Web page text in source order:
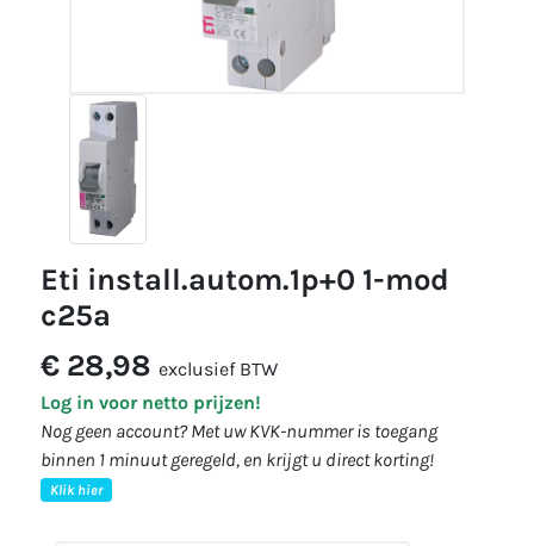
eti install.autom.1p+0 1-mod
c25a
€ 28,98 exclusief BTW
Log in voor netto prijzen!
Nog geen account? Met uw KVK-nummer is toegang
binnen 1 minuut geregeld, en krijgt u direct korting!
Klik hier